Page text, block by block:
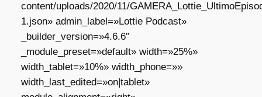
content/uploads/2020/11/
1.json» admin_label=»Lottie Podcast»
_builder_version=»4.6.6″
_module_preset=»default» width=»25%»
width_tablet=»10%» width_phone=»»
width_last_edited=»on|tablet»